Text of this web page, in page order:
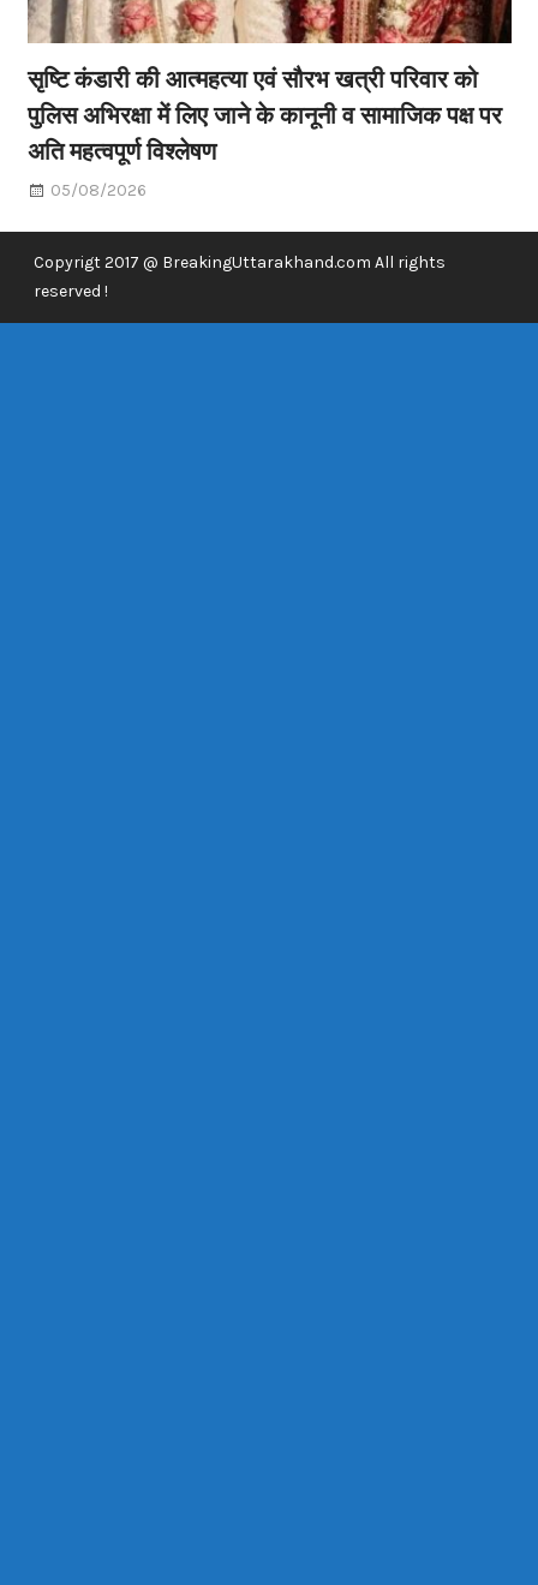
सृष्टि कंडारी की आत्महत्या एवं सौरभ खत्री परिवार को
पुलिस अभिरक्षा में लिए जाने के कानूनी व सामाजिक पक्ष पर
अति महत्वपूर्ण विश्लेषण
05/08/2026
Copyrigt 2017 @ BreakingUttarakhand.com All rights
reserved !